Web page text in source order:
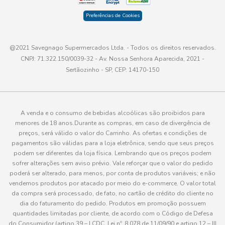
Preferências de Cookies
@2021 Savegnago Supermercados Ltda. - Todos os direitos reservados.
CNPJ: 71.322.150/0039-32 - Av. Nossa Senhora Aparecida, 2021 -
Sertãozinho - SP, CEP: 14170-150
A venda e o consumo de bebidas alcoólicas são proibidos para
menores de 18 anos.Durante as compras, em caso de divergência de
preços, será válido o valor do Carrinho. As ofertas e condições de
pagamentos são válidas para a loja eletrônica, sendo que seus preços
podem ser diferentes da loja física. Lembrando que os preços podem
sofrer alterações sem aviso prévio. Vale reforçar que o valor do pedido
poderá ser alterado, para menos, por conta de produtos variáveis; e não
vendemos produtos por atacado por meio do e-commerce. O valor total
da compra será processado, de fato, no cartão de crédito do cliente no
dia do faturamento do pedido. Produtos em promoção possuem
quantidades limitadas por cliente, de acordo com o Código de Defesa